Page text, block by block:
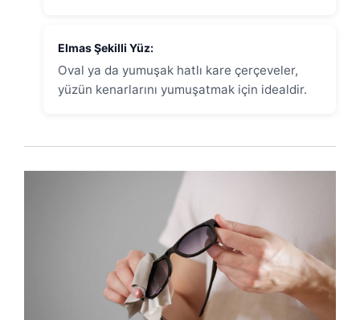
Elmas Şekilli Yüz:
Oval ya da yumuşak hatlı kare çerçeveler,
yüzün kenarlarını yumuşatmak için idealdir.